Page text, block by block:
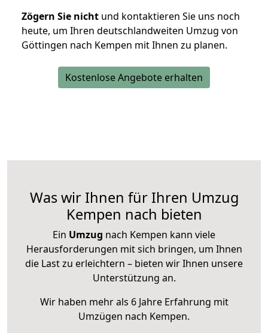
Zögern Sie nicht und kontaktieren Sie uns noch
heute, um Ihren deutschlandweiten Umzug von
Göttingen nach Kempen mit Ihnen zu planen.
Kostenlose Angebote erhalten
Was wir Ihnen für Ihren Umzug
Kempen nach bieten
Ein Umzug nach Kempen kann viele
Herausforderungen mit sich bringen, um Ihnen
die Last zu erleichtern – bieten wir Ihnen unsere
Unterstützung an.
Wir haben mehr als 6 Jahre Erfahrung mit
Umzügen nach Kempen.